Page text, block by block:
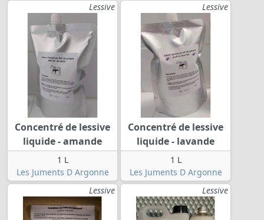
Lessive
Concentré de lessive
liquide - amande
1 L
Les Juments D Argonne
Lessive
Concentré de lessive
liquide - lavande
1 L
Les Juments D Argonne
Lessive
Lessive